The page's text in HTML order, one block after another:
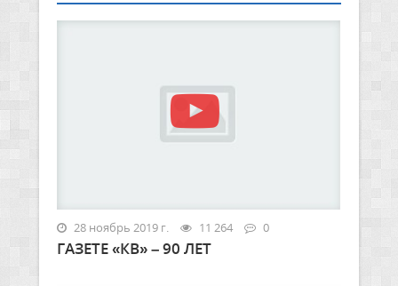
28 ноябрь 2019 г. 11 264 0
ГАЗЕТЕ «КВ» – 90 ЛЕТ